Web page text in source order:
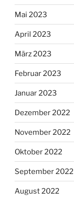
Mai 2023
April 2023
März 2023
Februar 2023
Januar 2023
Dezember 2022
November 2022
Oktober 2022
September 2022
August 2022